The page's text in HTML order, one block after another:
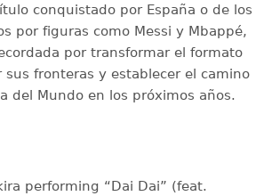
conquistado por España o de los
por figuras como Messi y Mbappé,
por transformar el formato
fronteras y establecer el camino
del Mundo en los próximos años.
performing “Dai Dai” (feat.